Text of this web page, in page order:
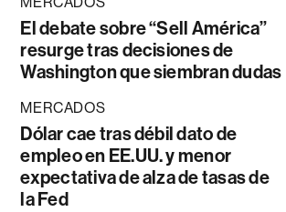
El debate sobre “Sell América”
resurge tras decisiones de
Washington que siembran dudas
MERCADOS
Dólar cae tras débil dato de
empleo en EE.UU. y menor
expectativa de alza de tasas de
la Fed